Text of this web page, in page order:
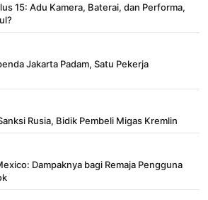
15: Adu Kamera, Baterai, dan Performa,
Jakarta Padam, Satu Pekerja
Rusia, Bidik Pembeli Migas Kremlin
Dampaknya bagi Remaja Pengguna